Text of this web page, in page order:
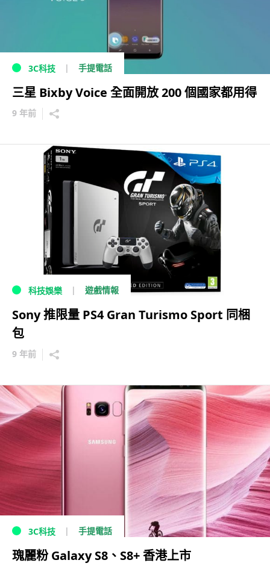
3C科技 手提電話
三星 Bixby Voice 全面開放 200 個國家都用得
9 年前
科技娛樂 遊戲情報
Sony 推限量 PS4 Gran Turismo Sport 同梱
包
9 年前
3C科技 手提電話
瑰麗粉 Galaxy S8、S8+ 香港上市